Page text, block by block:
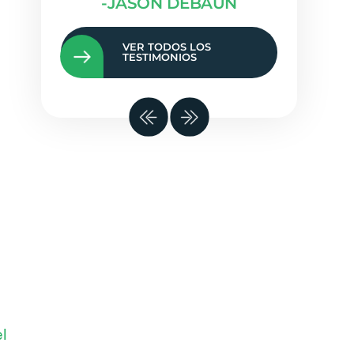
TESTIMONIOS